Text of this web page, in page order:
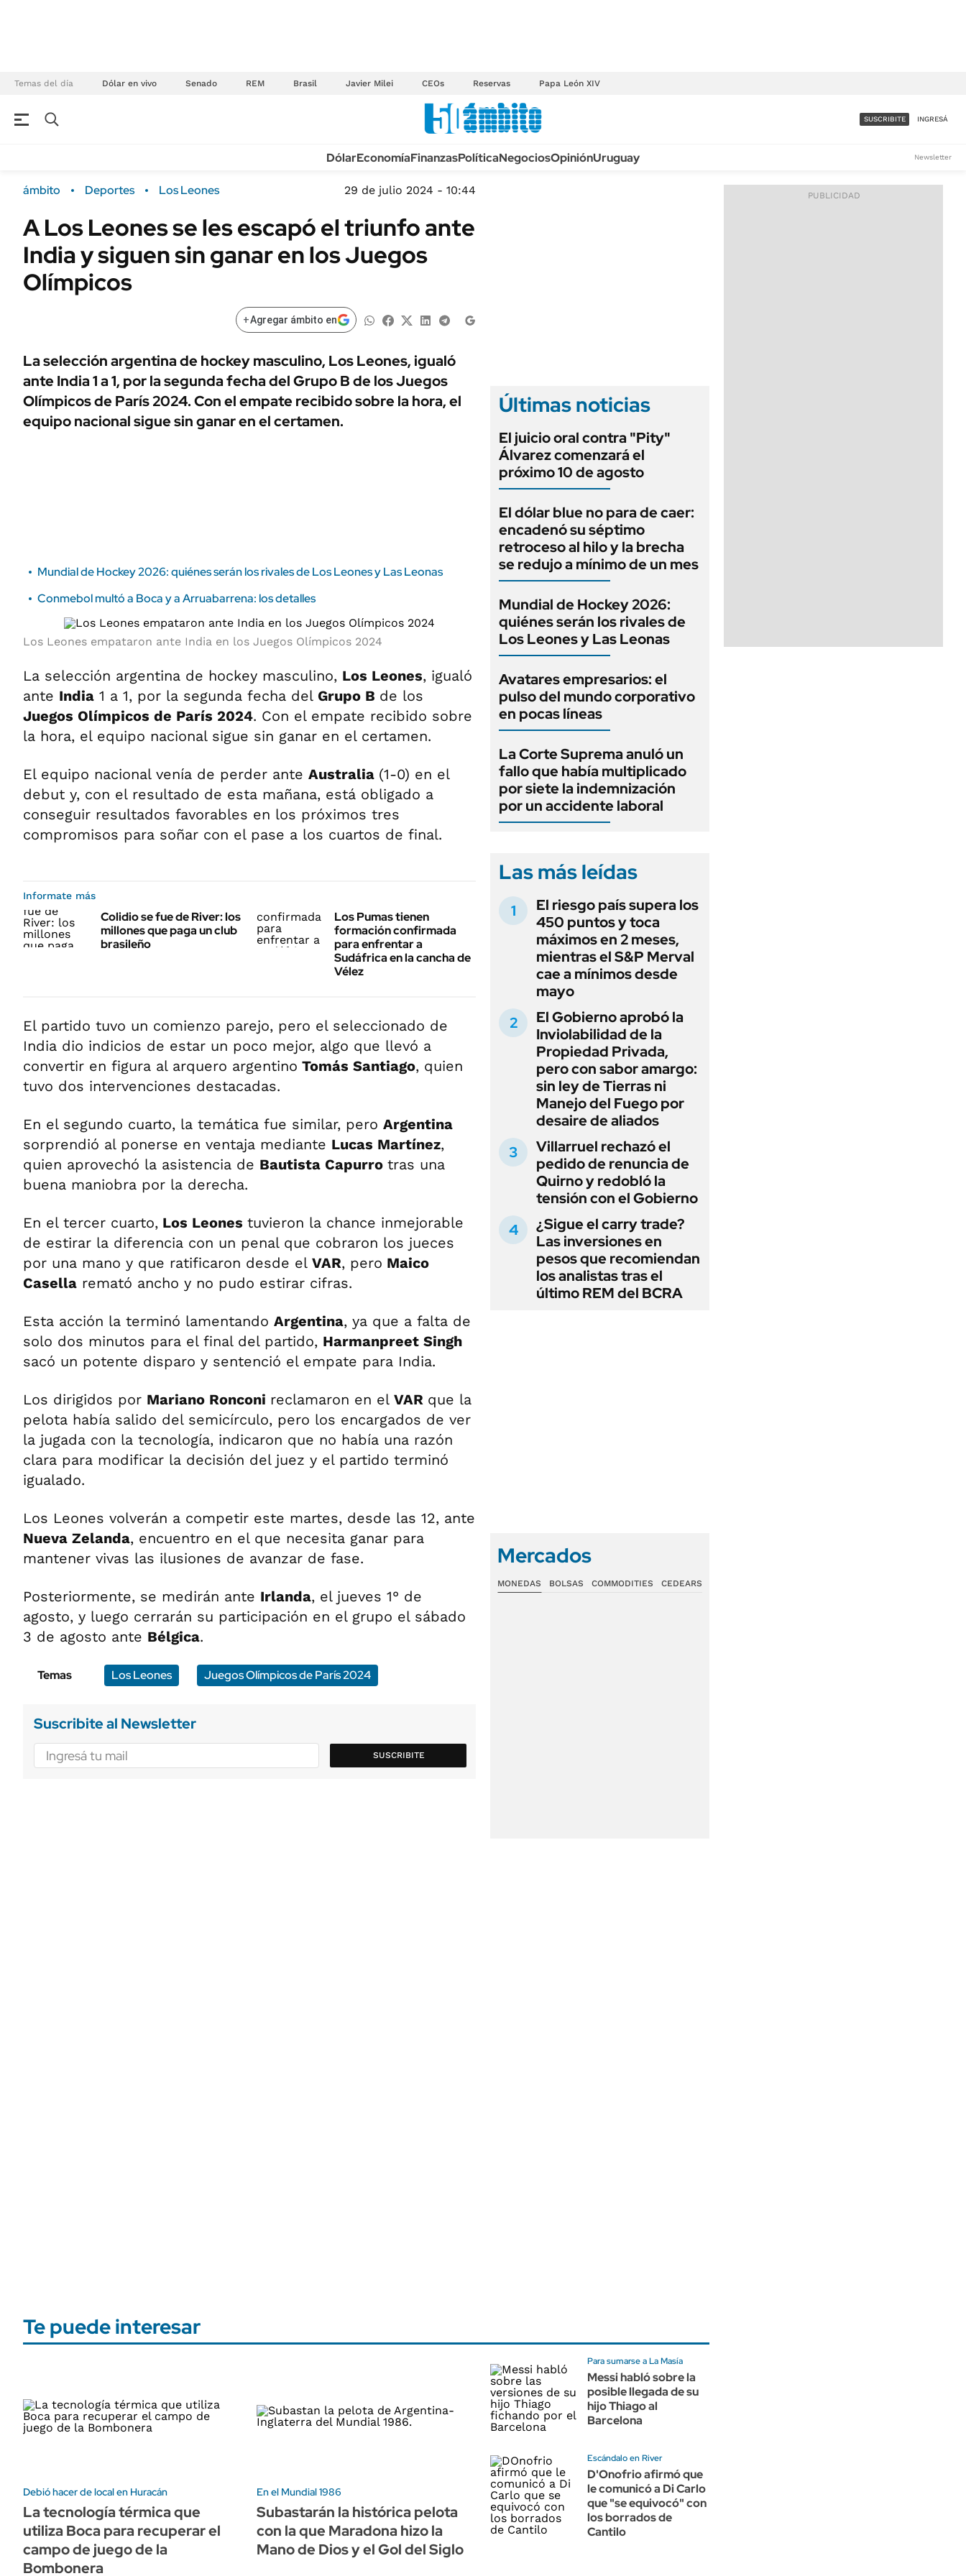
Temas del día Dólar en vivo Senado REM Brasil Javier Milei CEOs Reservas Papa León XIV
Campo
FINANZAS
Dólar
Sustentabilidad
ENERGY REPORT
URUGUAY
TECNOLOGÍA
MÉXICO
MUNDO
INFORMACIÓN GENERAL
AUTOS
ACCESO FULL - $1.800/MES
SUSCRIBITE INGRESÁ
DólarEconomíaFinanzasPolíticaNegociosOpiniónUruguay Newsletter
ámbito Deportes Los Leones 29 de julio 2024 - 10:44
A Los Leones se les escapó el triunfo ante
India y siguen sin ganar en los Juegos
Olímpicos
+Agregar ámbito en
La selección argentina de hockey masculino, Los Leones, igualó
ante India 1 a 1, por la segunda fecha del Grupo B de los Juegos
Olímpicos de París 2024. Con el empate recibido sobre la hora, el
equipo nacional sigue sin ganar en el certamen.
Mundial de Hockey 2026: quiénes serán los rivales de Los Leones y Las Leonas
Conmebol multó a Boca y a Arruabarrena: los detalles
Los Leones empataron ante India en los Juegos Olímpicos 2024
La selección argentina de hockey masculino, Los Leones, igualó
ante India 1 a 1, por la segunda fecha del Grupo B de los
Juegos Olímpicos de París 2024. Con el empate recibido sobre
la hora, el equipo nacional sigue sin ganar en el certamen.
El equipo nacional venía de perder ante Australia (1-0) en el
debut y, con el resultado de esta mañana, está obligado a
conseguir resultados favorables en los próximos tres
compromisos para soñar con el pase a los cuartos de final.
Informate más
Colidio se fue de River: los
millones que paga un club
brasileño
Los Pumas tienen
formación confirmada
para enfrentar a
Sudáfrica en la cancha de
Vélez
El partido tuvo un comienzo parejo, pero el seleccionado de
India dio indicios de estar un poco mejor, algo que llevó a
convertir en figura al arquero argentino Tomás Santiago, quien
tuvo dos intervenciones destacadas.
En el segundo cuarto, la temática fue similar, pero Argentina
sorprendió al ponerse en ventaja mediante Lucas Martínez,
quien aprovechó la asistencia de Bautista Capurro tras una
buena maniobra por la derecha.
En el tercer cuarto, Los Leones tuvieron la chance inmejorable
de estirar la diferencia con un penal que cobraron los jueces
por una mano y que ratificaron desde el VAR, pero Maico
Casella remató ancho y no pudo estirar cifras.
Esta acción la terminó lamentando Argentina, ya que a falta de
solo dos minutos para el final del partido, Harmanpreet Singh
sacó un potente disparo y sentenció el empate para India.
Los dirigidos por Mariano Ronconi reclamaron en el VAR que la
pelota había salido del semicírculo, pero los encargados de ver
la jugada con la tecnología, indicaron que no había una razón
clara para modificar la decisión del juez y el partido terminó
igualado.
Los Leones volverán a competir este martes, desde las 12, ante
Nueva Zelanda, encuentro en el que necesita ganar para
mantener vivas las ilusiones de avanzar de fase.
Posteriormente, se medirán ante Irlanda, el jueves 1° de
agosto, y luego cerrarán su participación en el grupo el sábado
3 de agosto ante Bélgica.
Temas Los Leones Juegos Olímpicos de París 2024
Suscribite al Newsletter
SUSCRIBITE
Últimas noticias
El juicio oral contra "Pity"
Álvarez comenzará el
próximo 10 de agosto
El dólar blue no para de caer:
encadenó su séptimo
retroceso al hilo y la brecha
se redujo a mínimo de un mes
Mundial de Hockey 2026:
quiénes serán los rivales de
Los Leones y Las Leonas
Avatares empresarios: el
pulso del mundo corporativo
en pocas líneas
La Corte Suprema anuló un
fallo que había multiplicado
por siete la indemnización
por un accidente laboral
Las más leídas
El riesgo país supera los
450 puntos y toca
máximos en 2 meses,
mientras el S&P Merval
cae a mínimos desde
mayo
El Gobierno aprobó la
Inviolabilidad de la
Propiedad Privada,
pero con sabor amargo:
sin ley de Tierras ni
Manejo del Fuego por
desaire de aliados
Villarruel rechazó el
pedido de renuncia de
Quirno y redobló la
tensión con el Gobierno
¿Sigue el carry trade?
Las inversiones en
pesos que recomiendan
los analistas tras el
último REM del BCRA
Mercados
MONEDAS BOLSAS COMMODITIES CEDEARS
Te puede interesar
Debió hacer de local en Huracán
La tecnología térmica que
utiliza Boca para recuperar el
campo de juego de la
Bombonera
En el Mundial 1986
Subastarán la histórica pelota
con la que Maradona hizo la
Mano de Dios y el Gol del Siglo
Para sumarse a La Masía
Messi habló sobre la
posible llegada de su
hijo Thiago al
Barcelona
Escándalo en River
D'Onofrio afirmó que
le comunicó a Di Carlo
que "se equivocó" con
los borrados de
Cantilo